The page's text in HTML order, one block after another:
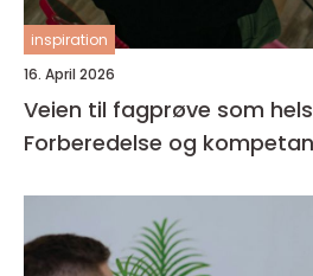
inspiration
16. April 2026
Veien til fagprøve som
Forberedelse og